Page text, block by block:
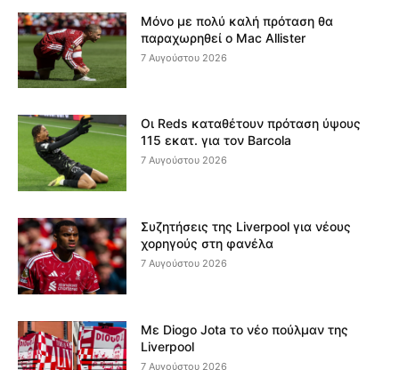
Μόνο με πολύ καλή πρόταση θα
παραχωρηθεί ο Mac Allister
7 Αυγούστου 2026
Οι Reds καταθέτουν πρόταση ύψους
115 εκατ. για τον Barcola
7 Αυγούστου 2026
Συζητήσεις της Liverpool για νέους
χορηγούς στη φανέλα
7 Αυγούστου 2026
Με Diogo Jota το νέο πούλμαν της
Liverpool
7 Αυγούστου 2026